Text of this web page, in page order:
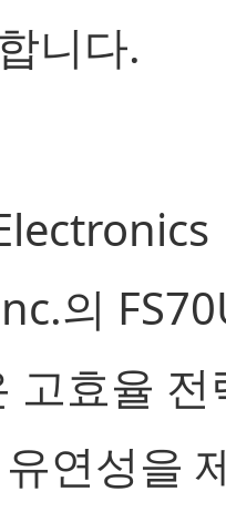
니다.
의
고효율 전
연성을